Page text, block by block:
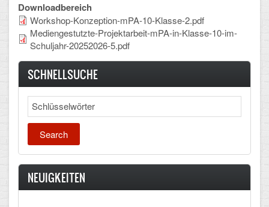
Ganztagsschule
Schulsozialarbeit
Berufsorientierung
Arbeitsgemeinschaften
Klima-Projekt
Elternchor
Downloadbereich
Workshop-Konzeption-mPA-10-Klasse-2.pdf
Mediengestutzte-Projektarbeit-mPA-in-Klasse-10-im-
Schuljahr-20252026-5.pdf
SCHNELLSUCHE
Search
NEUIGKEITEN